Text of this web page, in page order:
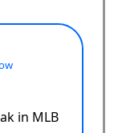
でる！ｗ」外国
た日本アニメと